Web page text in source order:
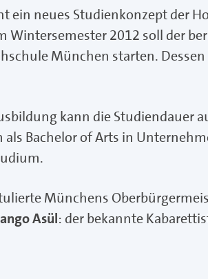
ein neues Studienkonzept der
Wintersemester 2012 soll der
München starten.
kann die Studiendauer
Bachelor of Arts in
Münchens
Asül: der bekannte